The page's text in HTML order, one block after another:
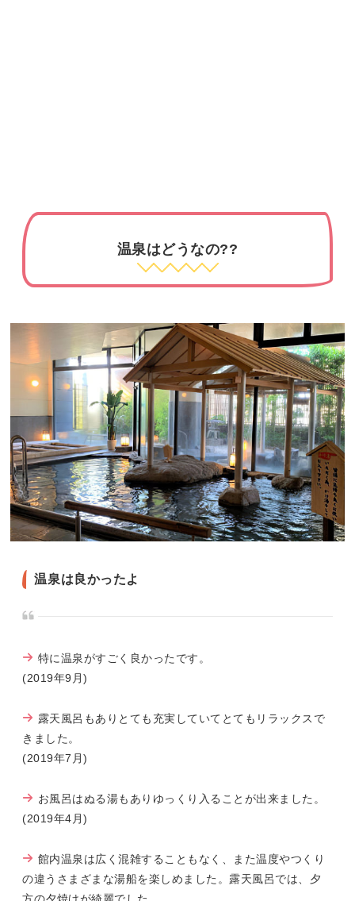
温泉はどうなの??
温泉は良かったよ
特に温泉がすごく良かったです。
(2019年9月)
露天風呂もありとても充実していてとてもリラックスで
きました。
(2019年7月)
お風呂はぬる湯もありゆっくり入ることが出来ました。
(2019年4月)
館内温泉は広く混雑することもなく、また温度やつくり
の違うさまざまな湯船を楽しめました。露天風呂では、夕